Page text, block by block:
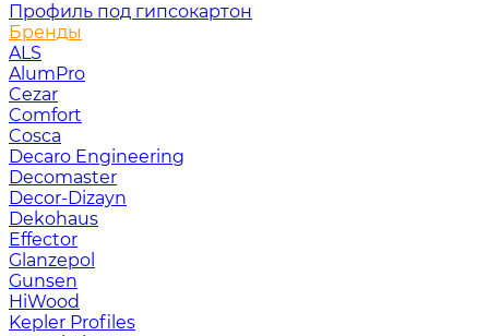
Профиль под гипсокартон
Бренды
ALS
AlumPro
Cezar
Comfort
Cosca
Decaro Engineering
Decomaster
Decor-Dizayn
Dekohaus
Effector
Glanzepol
Gunsen
HiWood
Kepler Profiles